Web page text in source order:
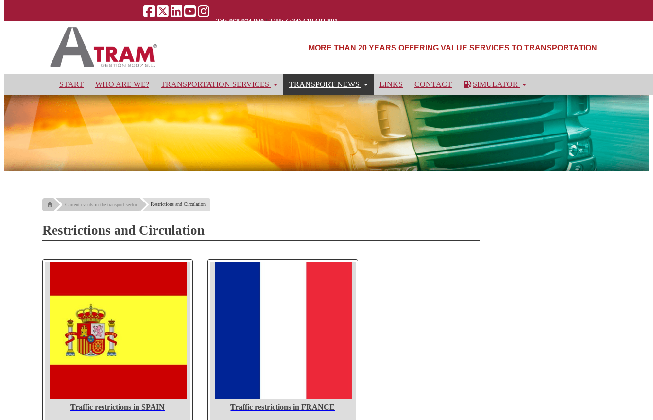
Tel: 968 974 800|24H: (+34) 618 683 891
... MORE THAN 20 YEARS OFFERING VALUE SERVICES TO TRANSPORTATION
START WHO ARE WE? TRANSPORTATION SERVICES TRANSPORT NEWS LINKS CONTACT SIMULATOR
Current events in the transport sector Restrictions and Circulation
Restrictions and Circulation
Traffic restrictions in SPAIN Traffic restrictions in FRANCE